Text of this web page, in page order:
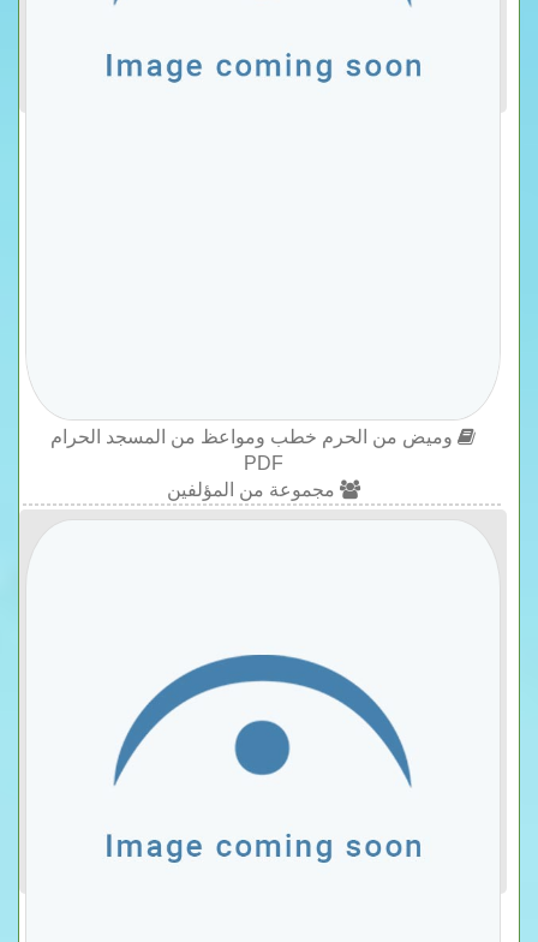
وميض من الحرم خطب ومواعظ من المسجد الحرام
PDF
مجموعة من المؤلفين